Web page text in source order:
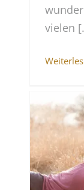
vielen